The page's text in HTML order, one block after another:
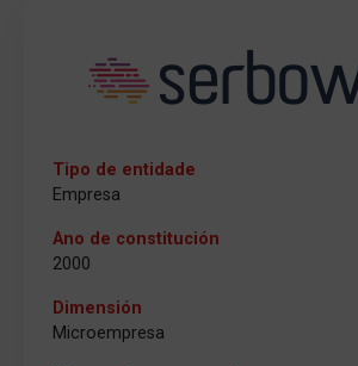
Tipo de entidade
Empresa
Ano de constitución
2000
Dimensión
Microempresa